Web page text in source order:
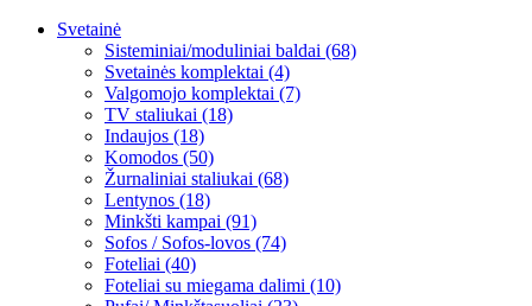
Svetainė
Sisteminiai/moduliniai baldai (68)
Svetainės komplektai (4)
Valgomojo komplektai (7)
TV staliukai (18)
Indaujos (18)
Komodos (50)
Žurnaliniai staliukai (68)
Lentynos (18)
Minkšti kampai (91)
Sofos / Sofos-lovos (74)
Foteliai (40)
Foteliai su miegama dalimi (10)